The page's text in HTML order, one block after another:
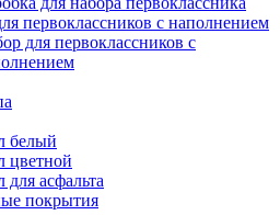
первоклассников с наполнением
для первоклассников с
белый
цветной
для асфальта
покрытия